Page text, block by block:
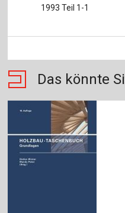
1993 Teil 1-1
Das könnte